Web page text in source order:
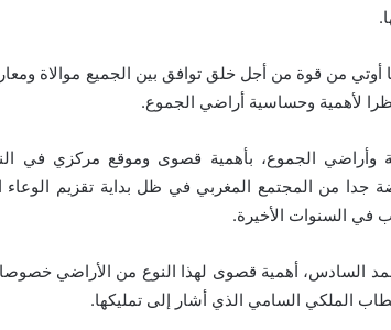
أوتي من قوة من أجل خلق توافق بين الجميع موالاة
نظرا لأهمية وحساسية أراضي الجموع.
وأراضي الجموع، بأهمية قصوى وموقع مركزي في
جدا من المجتمع المغربي في ظل بداية تقزيم الوعاء
في السنوات الأخيرة.
السادس، أهمية قصوى لهذا النوع من الأراضي خصوصا
الملكي السامي الذي أشار إلى تمليكها.